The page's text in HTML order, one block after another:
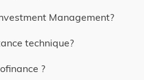
Management?
technique?
?